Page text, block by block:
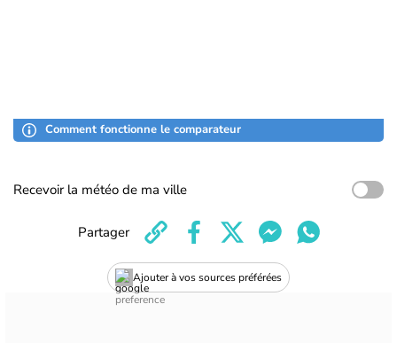
Comment fonctionne le comparateur
Recevoir la météo de ma ville
Ajouter à vos sources préférées
Partager